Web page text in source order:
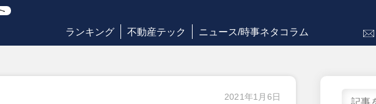
ランキング 不動産テック ニュース/時事ネタコラム
2021年1月6日